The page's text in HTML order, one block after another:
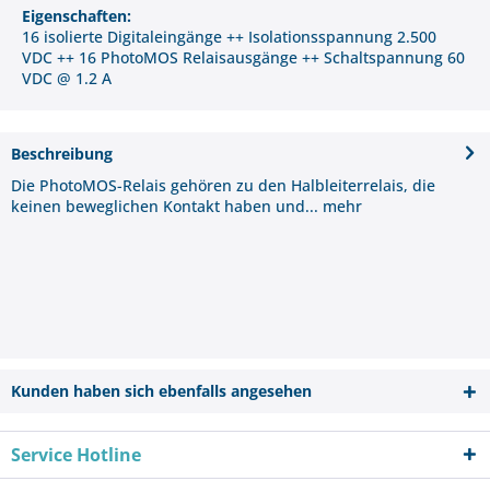
Eigenschaften:
16 isolierte Digitaleingänge ++ Isolationsspannung 2.500
VDC ++ 16 PhotoMOS Relaisausgänge ++ Schaltspannung 60
VDC @ 1.2 A
Beschreibung
Die PhotoMOS-Relais gehören zu den Halbleiterrelais, die
keinen beweglichen Kontakt haben und... mehr
Kunden haben sich ebenfalls angesehen
Service Hotline